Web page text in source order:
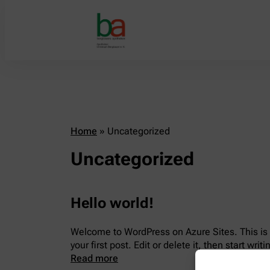
Home » Uncategorized
Uncategorized
Hello world!
Welcome to WordPress on Azure Sites. This is
your first post. Edit or delete it, then start
Read more